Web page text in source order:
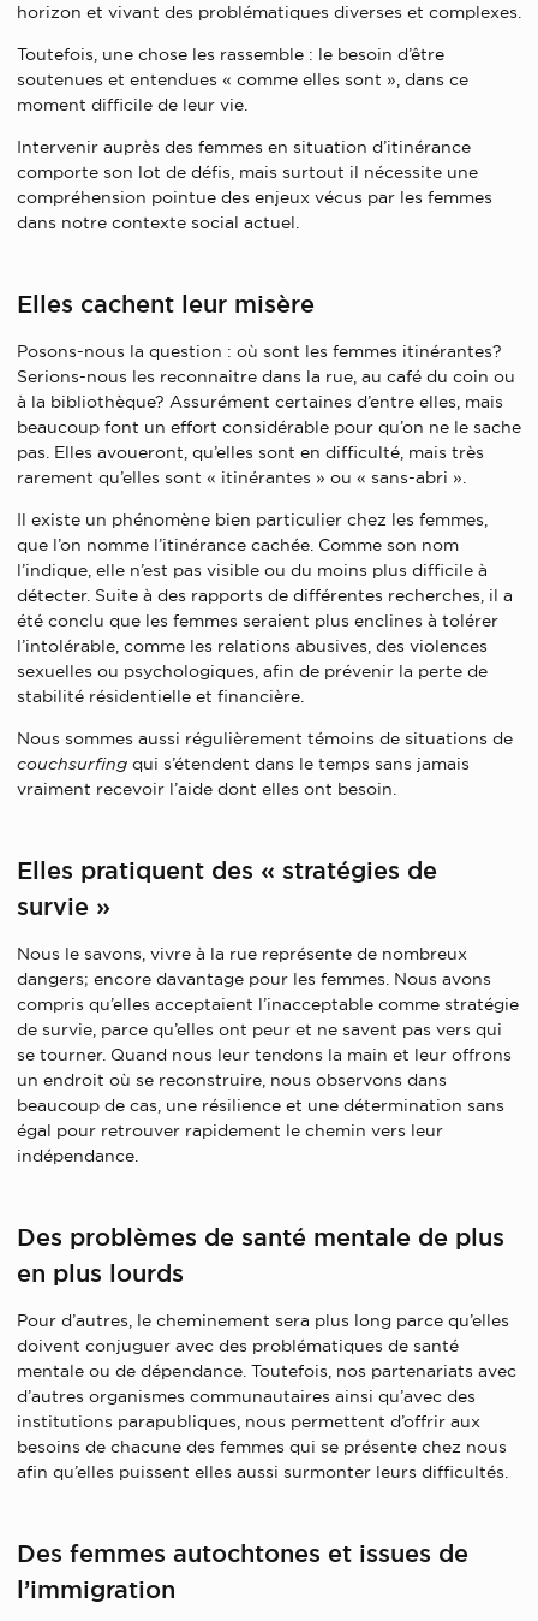
horizon et vivant des problématiques diverses et complexes.
Toutefois, une chose les rassemble : le besoin d’être
soutenues et entendues « comme elles sont », dans ce
moment difficile de leur vie.
Intervenir auprès des femmes en situation d’itinérance
comporte son lot de défis, mais surtout il nécessite une
compréhension pointue des enjeux vécus par les femmes
dans notre contexte social actuel.
Elles cachent leur misère
Posons-nous la question : où sont les femmes itinérantes?
Serions-nous les reconnaitre dans la rue, au café du coin ou
à la bibliothèque? Assurément certaines d’entre elles, mais
beaucoup font un effort considérable pour qu’on ne le sache
pas. Elles avoueront, qu’elles sont en difficulté, mais très
rarement qu’elles sont « itinérantes » ou « sans-abri ».
Il existe un phénomène bien particulier chez les femmes,
que l’on nomme l’itinérance cachée. Comme son nom
l’indique, elle n’est pas visible ou du moins plus difficile à
détecter. Suite à des rapports de différentes recherches, il a
été conclu que les femmes seraient plus enclines à tolérer
l’intolérable, comme les relations abusives, des violences
sexuelles ou psychologiques, afin de prévenir la perte de
stabilité résidentielle et financière.
Nous sommes aussi régulièrement témoins de situations de
couchsurfing qui s’étendent dans le temps sans jamais
vraiment recevoir l’aide dont elles ont besoin.
Elles pratiquent des « stratégies de
survie »
Nous le savons, vivre à la rue représente de nombreux
dangers; encore davantage pour les femmes. Nous avons
compris qu’elles acceptaient l’inacceptable comme stratégie
de survie, parce qu’elles ont peur et ne savent pas vers qui
se tourner. Quand nous leur tendons la main et leur offrons
un endroit où se reconstruire, nous observons dans
beaucoup de cas, une résilience et une détermination sans
égal pour retrouver rapidement le chemin vers leur
indépendance.
Des problèmes de santé mentale de plus
en plus lourds
Pour d’autres, le cheminement sera plus long parce qu’elles
doivent conjuguer avec des problématiques de santé
mentale ou de dépendance. Toutefois, nos partenariats avec
d’autres organismes communautaires ainsi qu’avec des
institutions parapubliques, nous permettent d’offrir aux
besoins de chacune des femmes qui se présente chez nous
afin qu’elles puissent elles aussi surmonter leurs difficultés.
Des femmes autochtones et issues de
l’immigration